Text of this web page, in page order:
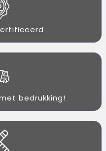
bedrukking!